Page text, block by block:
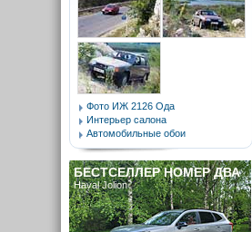
Фото ИЖ 2126 Ода
Интерьер салона
Автомобильные обои
БЕСТСЕЛЛЕР НОМЕР ДВА
Haval Jolion